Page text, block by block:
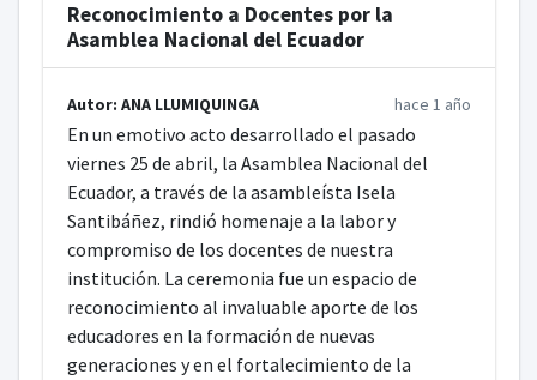
Reconocimiento a Docentes por la
Asamblea Nacional del Ecuador
Autor: ANA LLUMIQUINGA hace 1 año
En un emotivo acto desarrollado el pasado
viernes 25 de abril, la Asamblea Nacional del
Ecuador, a través de la asambleísta Isela
Santibáñez, rindió homenaje a la labor y
compromiso de los docentes de nuestra
institución. La ceremonia fue un espacio de
reconocimiento al invaluable aporte de los
educadores en la formación de nuevas
generaciones y en el fortalecimiento de la